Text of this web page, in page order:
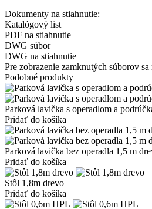
Dokumenty na stiahnutie:
Katalógový list
PDF na stiahnutie
DWG súbor
DWG na stiahnutie
Pre zobrazenie zamknutých súborov
Podobné produkty
Parková lavička s operadlom a
Pridať do košíka
Parková lavička bez operadla 1,5 m
Pridať do košíka
Stôl 1,8m drevo
Pridať do košíka